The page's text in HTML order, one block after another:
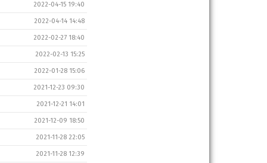
2022-04-15 19:40
2022-04-14 14:48
2022-02-27 18:40
2022-02-13 15:25
2022-01-28 15:06
2021-12-23 09:30
2021-12-21 14:01
2021-12-09 18:50
2021-11-28 22:05
2021-11-28 12:39